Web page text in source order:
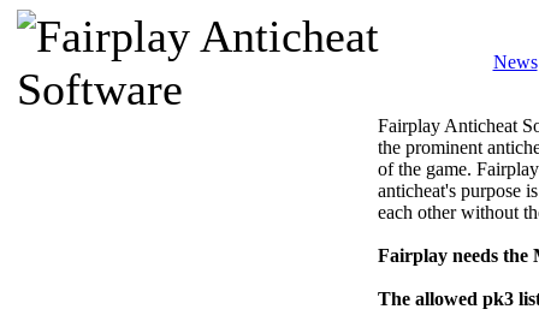
News
Fairplay Anticheat
the prominent
of the game.
anticheat's purpose
each other without
Fairplay needs
The allowed pk3